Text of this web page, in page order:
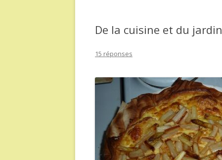
De la cuisine et du jardin
15 réponses